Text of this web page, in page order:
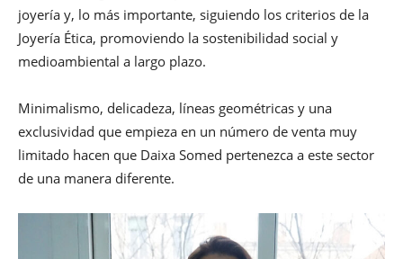
joyería y, lo más importante, siguiendo los criterios de la
Joyería Ética, promoviendo la sostenibilidad social y
medioambiental a largo plazo.
Minimalismo, delicadeza, líneas geométricas y una
exclusividad que empieza en un número de venta muy
limitado hacen que Daixa Somed pertenezca a este sector
de una manera diferente.